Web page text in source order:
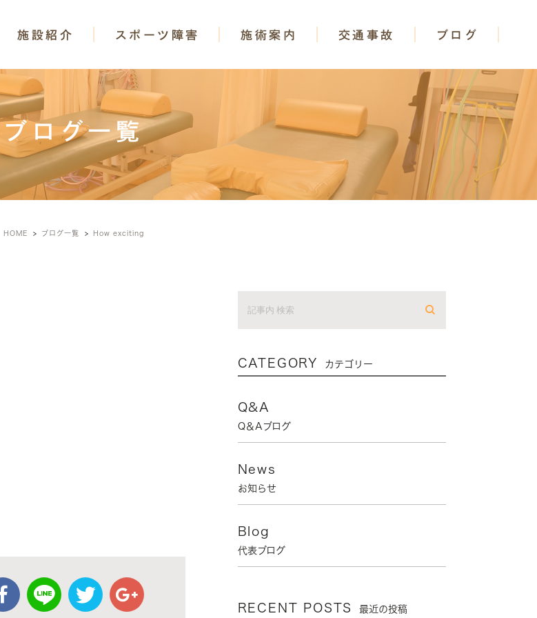
施設紹介 スポーツ障害 施術案内 交通事故 ブログ
ブログ一覧
HOME ブログ一覧 How exciting
CATEGORY カテゴリー
Q&A
Q＆Aブログ
News
お知らせ
Blog
代表ブログ
RECENT POSTS 最近の投稿